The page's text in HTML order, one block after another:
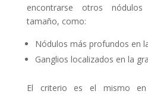
encontrarse otros
tamaño, como:
Nódulos más profundos en
Ganglios localizados en la
El criterio es el mismo